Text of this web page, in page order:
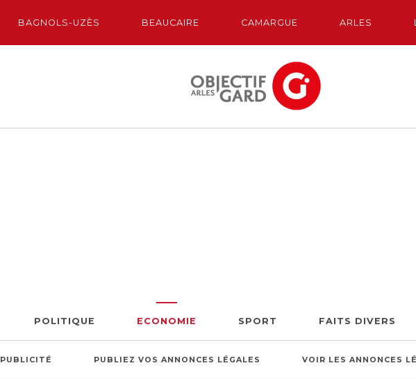
BAGNOLS-UZÈS BEAUCAIRE CAMARGUE ARLES
POLITIQUE ECONOMIE SPORT FAITS DIVERS
PUBLICITÉ PUBLIEZ VOS ANNONCES LÉGALES VOIR LES ANNONCES